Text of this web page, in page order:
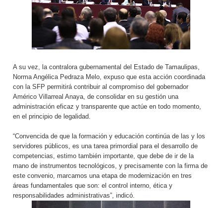
A su vez, la contralora gubernamental del Estado de Tamaulipas,
Norma Angélica Pedraza Melo, expuso que esta acción coordinada
con la SFP permitirá contribuir al compromiso del gobernador
Américo Villarreal Anaya, de consolidar en su gestión una
administración eficaz y transparente que actúe en todo momento,
en el principio de legalidad.
“Convencida de que la formación y educación continúa de las y los
servidores públicos, es una tarea primordial para el desarrollo de
competencias, estimo también importante, que debe de ir de la
mano de instrumentos tecnológicos, y precisamente con la firma de
este convenio, marcamos una etapa de modernización en tres
áreas fundamentales que son: el control interno, ética y
responsabilidades administrativas”, indicó.